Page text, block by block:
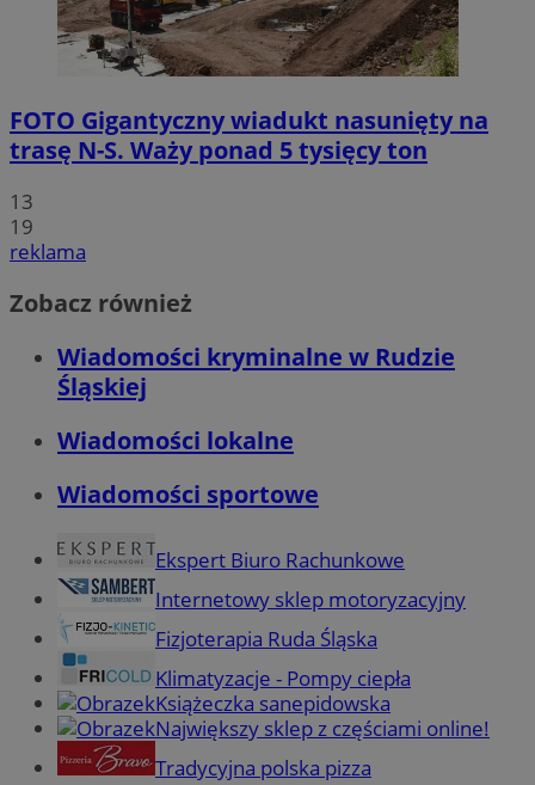
FOTO Gigantyczny wiadukt nasunięty na
trasę N-S. Waży ponad 5 tysięcy ton
13
19
reklama
Zobacz również
Wiadomości kryminalne w Rudzie
Śląskiej
Wiadomości lokalne
Wiadomości sportowe
Ekspert Biuro Rachunkowe
Internetowy sklep motoryzacyjny
Fizjoterapia Ruda Śląska
Klimatyzacje - Pompy ciepła
Książeczka sanepidowska
Największy sklep z częściami online!
Tradycyjna polska pizza